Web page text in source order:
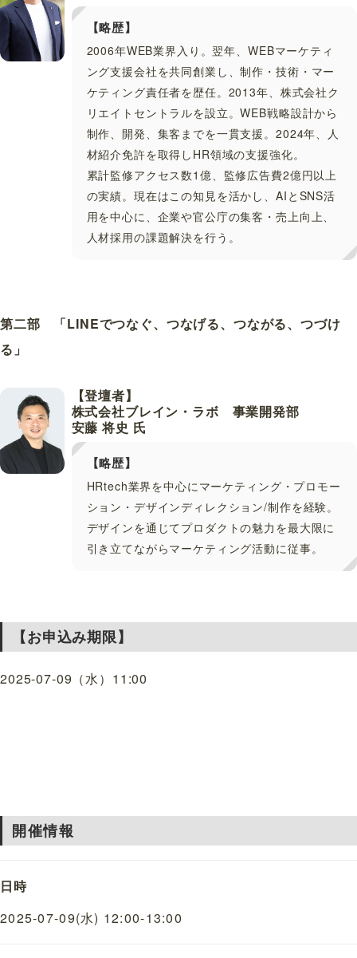
【略歴】
2006年WEB業界入り。翌年、WEBマーケティ
ング支援会社を共同創業し、制作・技術・マー
ケティング責任者を歴任。2013年、株式会社ク
リエイトセントラルを設立。WEB戦略設計から
制作、開発、集客までを一貫支援。2024年、人
材紹介免許を取得しHR領域の支援強化。
累計監修アクセス数1億、監修広告費2億円以上
の実績。現在はこの知見を活かし、AIとSNS活
用を中心に、企業や官公庁の集客・売上向上、
人材採用の課題解決を行う。
第二部 「LINEでつなぐ、つなげる、つながる、つづけ
る」
【登壇者】
株式会社ブレイン・ラボ 事業開発部
安藤 将史 氏
【略歴】
HRtech業界を中心にマーケティング・プロモー
ション・デザインディレクション/制作を経験。
デザインを通じてプロダクトの魅力を最大限に
引き立てながらマーケティング活動に従事。
【お申込み期限】
2025-07-09（水）11:00
開催情報
日時
2025-07-09(水) 12:00-13:00